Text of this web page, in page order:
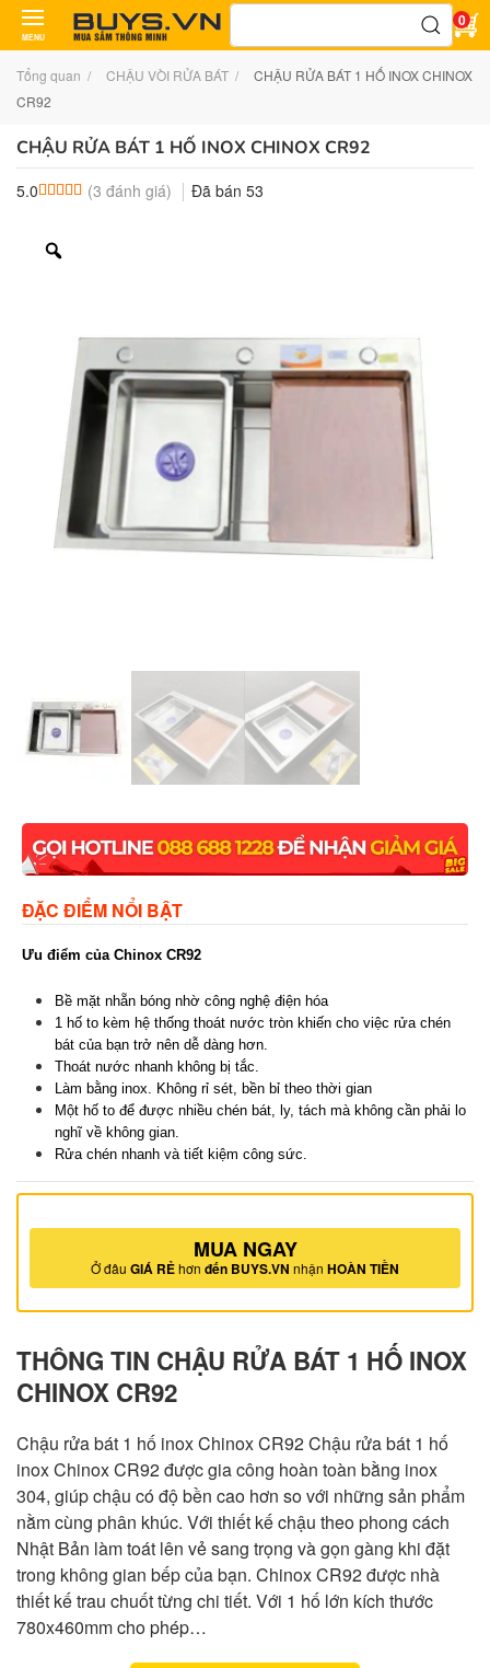
MENU
Tìm
0
Tổng quan CHẬU VÒI RỬA BÁT
CHẬU RỬA BÁT 1 HỐ INOX CHINOX
CR92
CHẬU RỬA BÁT 1 HỐ INOX CHINOX CR92
5.0 5.0 trên 5 dựa trên
3 đánh giá
(3 đánh giá) Đã bán 53
ĐẶC ĐIỂM NỔI BẬT
Ưu điểm của Chinox CR92
Bề mặt nhẵn bóng nhờ công nghệ điện hóa
1 hố to kèm hệ thống thoát nước tròn khiến cho việc rửa chén
bát của bạn trở nên dễ dàng hơn.
Thoát nước nhanh không bị tắc.
Làm bằng inox. Không rỉ sét, bền bỉ theo thời gian
Một hố to để được nhiều chén bát, ly, tách mà không cần phải lo
nghĩ về không gian.
Rửa chén nhanh và tiết kiệm công sức.
MUA NGAY
Ở đâu GIÁ RẺhơn đến BUYS.VN nhận HOÀN TIỀN
THÔNG TIN CHẬU RỬA BÁT 1 HỐ INOX
CHINOX CR92
Chậu rửa bát 1 hố inox Chinox CR92 Chậu rửa bát 1 hố
inox Chinox CR92 được gia công hoàn toàn bằng inox
304, giúp chậu có độ bền cao hơn so với những sản phẩm
nằm cùng phân khúc. Với thiết kế chậu theo phong cách
Nhật Bản làm toát lên vẻ sang trọng và gọn gàng khi đặt
trong không gian bếp của bạn. Chinox CR92 được nhà
thiết kế trau chuốt từng chi tiết. Với 1 hố lớn kích thước
780x460mm cho phép…